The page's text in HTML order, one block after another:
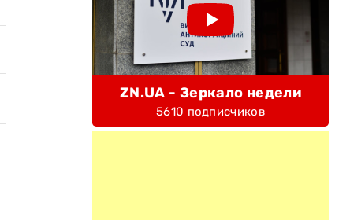
ZN.UA - Зеркало недели
5610 подписчиков